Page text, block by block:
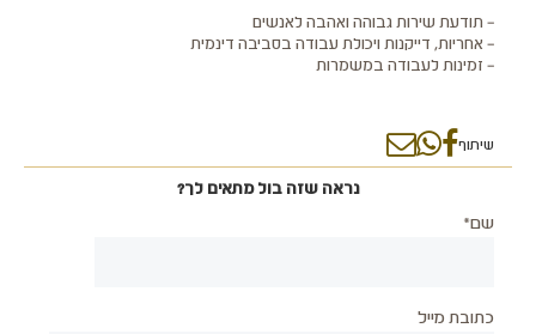
– תודעת שירות גבוהה ואהבה לאנשים
– אחריות, דייקנות ויכולת עבודה בסביבה דינמית
– זמינות לעבודה במשמרות
שיתוף
נראה שזה בול מתאים לך?
שם*
כתובת מייל